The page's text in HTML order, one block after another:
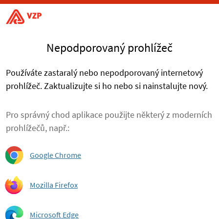
Nepodporovaný prohlížeč
Používáte zastaralý nebo nepodporovaný internetový
prohlížeč. Zaktualizujte si ho nebo si nainstalujte nový.
Pro správný chod aplikace použijte některý z moderních
prohlížečů, např.:
Google Chrome
Mozilla Firefox
Microsoft Edge